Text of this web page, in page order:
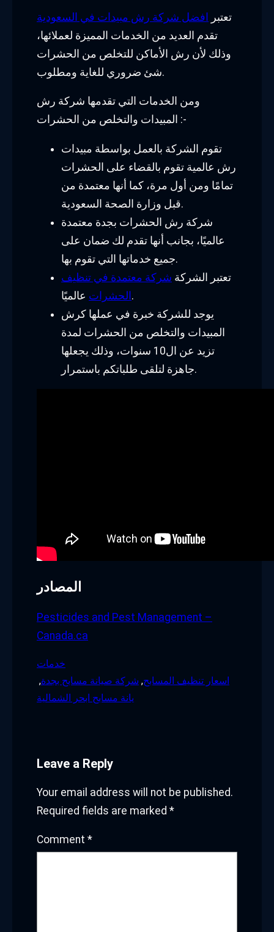
تعتبر افضل شركة رش مبيدات في السعودية
تقدم العديد من الخدمات المميزة لعملائها،
وذلك لأن رش الأماكن للتخلص من الحشرات
شئ ضروري للغاية ومطلوب.
ومن الخدمات التي تقدمها شركة رش
المبيدات والتخلص من الحشرات :-
تقوم الشركة بالعمل بواسطة مبيدات
رش عالمية تقوم بالقضاء على الحشرات
تمامًا ومن أول مرة، كما أنها معتمدة من
قبل وزارة الصحة السعودية.
شركة رش الحشرات بجدة معتمدة
عالميًا، بجانب أنها تقدم لك ضمان على
جميع خدماتها التي تقوم بها.
تعتبر الشركة شركة معتمدة في تنظيف
الحشراتعالميًا.
يوجد للشركة خبرة في عملها كرش
المبيدات والتخلص من الحشرات لمدة
تزيد عن ال10 سنوات، وذلك يجعلها
جاهزة لتلقى طلباتكم باستمرار.
المصادر
Pesticides and Pest Management –
Canada.ca
خدمات
اسعار تنظيف المسابح, شركة صيانة مسابح بجدة,
يانة مسابح ابحر الشمالية
Leave a Reply
Your email address will not be published.
Required fields are marked *
Comment *